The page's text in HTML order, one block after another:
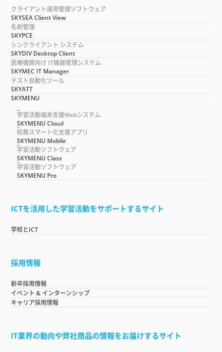
クライアント運用管理ソフトウェア
SKYSEA Client View
名刺管理
SKYPCE
シンクライアント システム
SKYDIV Desktop Client
医療機関向け IT機器管理システム
SKYMEC IT Manager
テスト自動化ツール
SKYATT
SKYMENU
学習活動端末支援Webシステム
SKYMENU Cloud
校務スマート化支援アプリ
SKYMENU Mobile
学習活動ソフトウェア
SKYMENU Class
学習活動ソフトウェア
SKYMENU Pro
ICTを活用した学習活動をサポートするサイト
学校とICT
採用情報
新卒採用情報
イベント & インターンシップ
キャリア採用情報
IT業界の動向や弊社商品の情報をお届けするサイト